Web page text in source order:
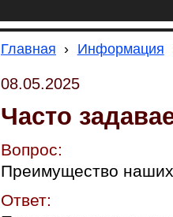
Главная › Информация
08.05.2025
Часто
Вопрос:
Преимущество наших
Ответ: